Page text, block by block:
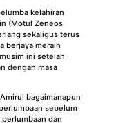
kelahiran
(Motul Zeneos
sekaligus terus
berjaya meraih
ini setelah
dengan masa
bagaimanapun
sebelum
dan